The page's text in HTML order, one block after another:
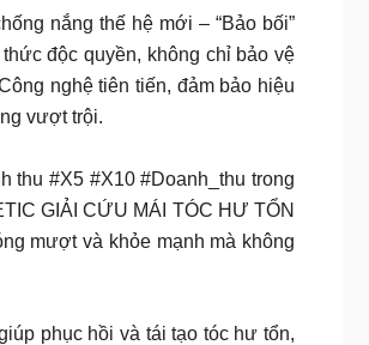
nắng thế hệ mới – “Bảo bối”
độc quyền, không chỉ bảo vệ
nghệ tiên tiến, đảm bảo hiệu
vượt trội.
thu #X5 #X10 #Doanh_thu trong
GIẢI CỨU MÁI TÓC HƯ TỔN
mượt và khỏe mạnh mà không
phục hồi và tái tạo tóc hư tổn,